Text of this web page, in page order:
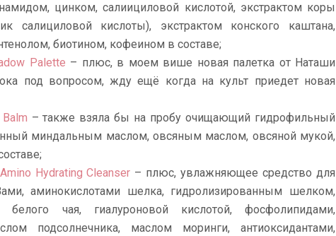
цинком, салиициловой кислотой, экстрактом коры
салициловой кислоты), экстрактом конского каштана,
биотином, кофеином в составе;
Palette – плюс, в моем више новая палетка от Наташи
под вопросом, жду ещё когда на культ приедет новая
– также взяла бы на пробу очищающий гидрофильный
миндальным маслом, овсяным маслом, овсяной мукой,
Hydrating Cleanser – плюс, увлажняющее средство для
аминокислотами шелка, гидролизированным шелком,
белого чая, гиалуроновой кислотой, фосфолипидами,
подсолнечника, маслом моринги, антиоксидантами,